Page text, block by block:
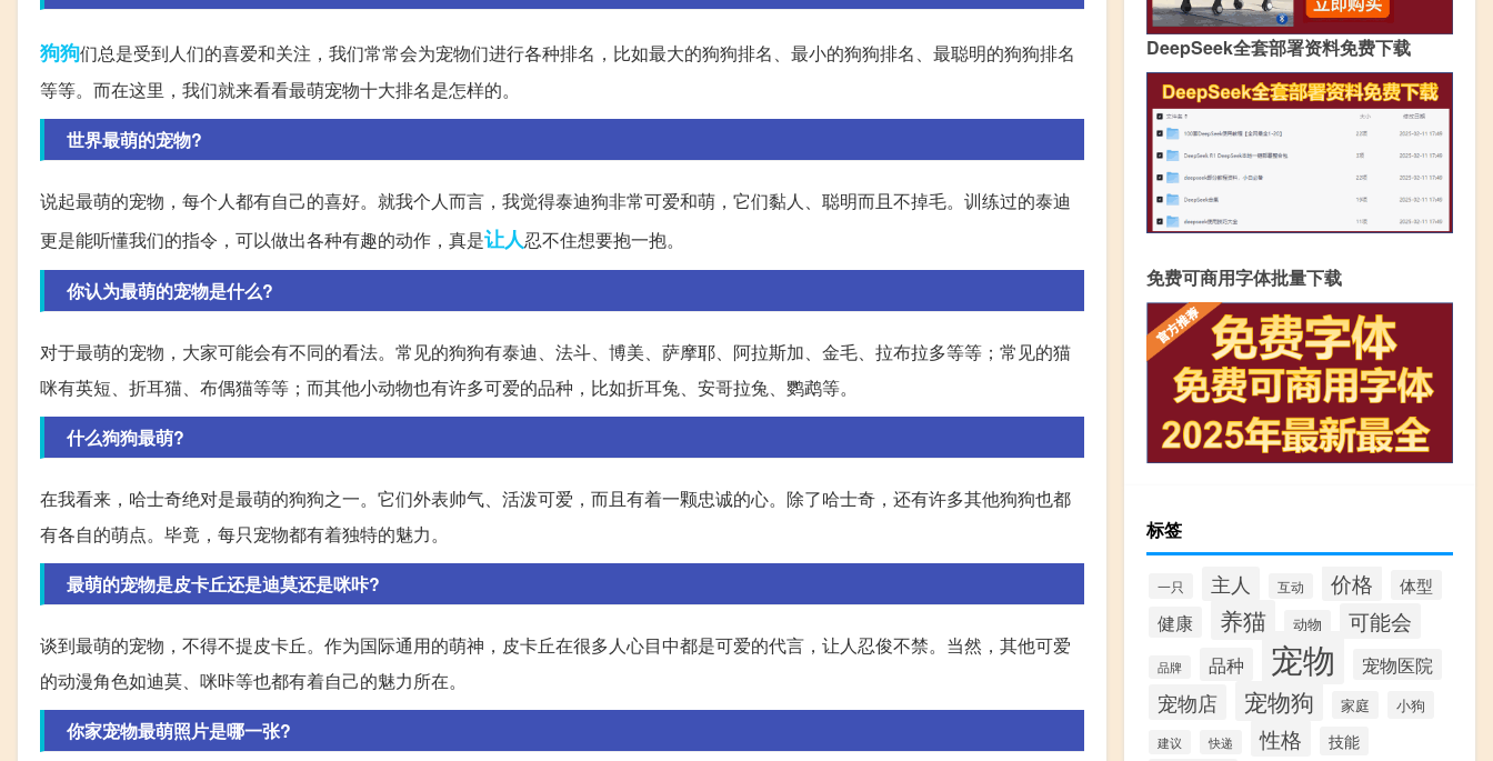
狗狗们总是受到人们的喜爱和关注，我们常常会为宠物们进行各种排名，比如最大的狗狗排名、最小的狗狗排名、最聪明的狗狗排名
等等。而在这里，我们就来看看最萌宠物十大排名是怎样的。
世界最萌的宠物?
说起最萌的宠物，每个人都有自己的喜好。就我个人而言，我觉得泰迪狗非常可爱和萌，它们黏人、聪明而且不掉毛。训练过的泰迪
更是能听懂我们的指令，可以做出各种有趣的动作，真是让人忍不住想要抱一抱。
你认为最萌的宠物是什么?
对于最萌的宠物，大家可能会有不同的看法。常见的狗狗有泰迪、法斗、博美、萨摩耶、阿拉斯加、金毛、拉布拉多等等；常见的猫
咪有英短、折耳猫、布偶猫等等；而其他小动物也有许多可爱的品种，比如折耳兔、安哥拉兔、鹦鹉等。
什么狗狗最萌?
在我看来，哈士奇绝对是最萌的狗狗之一。它们外表帅气、活泼可爱，而且有着一颗忠诚的心。除了哈士奇，还有许多其他狗狗也都
有各自的萌点。毕竟，每只宠物都有着独特的魅力。
最萌的宠物是皮卡丘还是迪莫还是咪咔?
谈到最萌的宠物，不得不提皮卡丘。作为国际通用的萌神，皮卡丘在很多人心目中都是可爱的代言，让人忍俊不禁。当然，其他可爱
的动漫角色如迪莫、咪咔等也都有着自己的魅力所在。
你家宠物最萌照片是哪一张?
DeepSeek全套部署资料免费下载
免费可商用字体批量下载
标签
一只 主人 互动 价格 体型
健康 养猫 动物 可能会
品牌 品种 宠物 宠物医院
宠物店 宠物狗 家庭 小狗
建议 快递 性格 技能